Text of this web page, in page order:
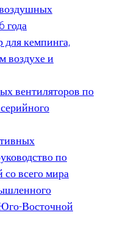
года
кемпинга,
воздухе и
вентиляторов по
по
всего мира
Восточной